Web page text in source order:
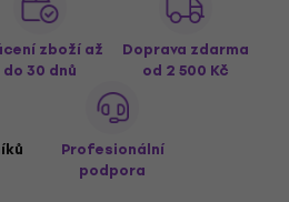
zboží až
do 30 dnů
Doprava zdarma
od 2 500 Kč
Profesionální
podpora